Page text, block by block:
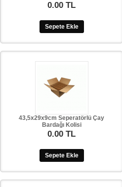
0.00 TL
Sepete Ekle
43,5x29x9cm Seperatörlü Çay
Bardağı Kolisi
0.00 TL
Sepete Ekle